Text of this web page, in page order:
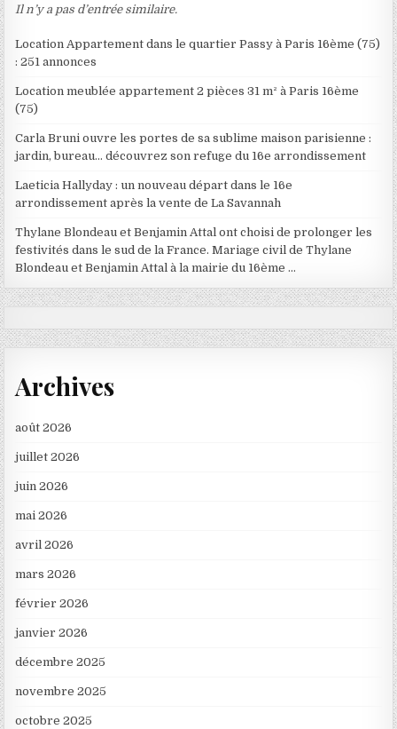
Il n’y a pas d’entrée similaire.
Location Appartement dans le quartier Passy à Paris 16ème (75)
: 251 annonces
Location meublée appartement 2 pièces 31 m² à Paris 16ème
(75)
Carla Bruni ouvre les portes de sa sublime maison parisienne :
jardin, bureau… découvrez son refuge du 16e arrondissement
Laeticia Hallyday : un nouveau départ dans le 16e
arrondissement après la vente de La Savannah
Thylane Blondeau et Benjamin Attal ont choisi de prolonger les
festivités dans le sud de la France. Mariage civil de Thylane
Blondeau et Benjamin Attal à la mairie du 16ème …
Archives
août 2026
juillet 2026
juin 2026
mai 2026
avril 2026
mars 2026
février 2026
janvier 2026
décembre 2025
novembre 2025
octobre 2025